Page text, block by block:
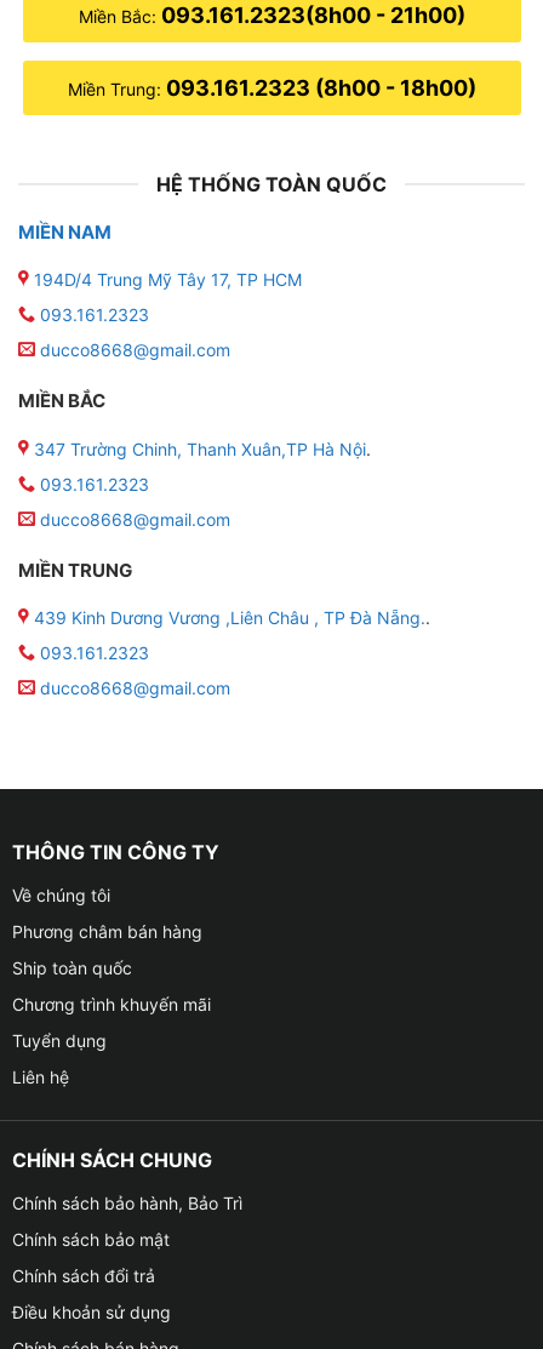
Miền Bắc: 093.161.2323(8h00 - 21h00)
Miền Trung: 093.161.2323 (8h00 - 18h00)
HỆ THỐNG TOÀN QUỐC
MIỀN NAM
194D/4 Trung Mỹ Tây 17, TP HCM
093.161.2323
ducco8668@gmail.com
MIỀN BẮC
347 Trường Chinh, Thanh Xuân,TP Hà Nội.
093.161.2323
ducco8668@gmail.com
MIỀN TRUNG
439 Kinh Dương Vương ,Liên Châu , TP Đà Nẵng..
093.161.2323
ducco8668@gmail.com
THÔNG TIN CÔNG TY
Về chúng tôi
Phương châm bán hàng
Ship toàn quốc
Chương trình khuyến mãi
Tuyển dụng
Liên hệ
CHÍNH SÁCH CHUNG
Chính sách bảo hành, Bảo Trì
Chính sách bảo mật
Chính sách đổi trả
Điều khoản sử dụng